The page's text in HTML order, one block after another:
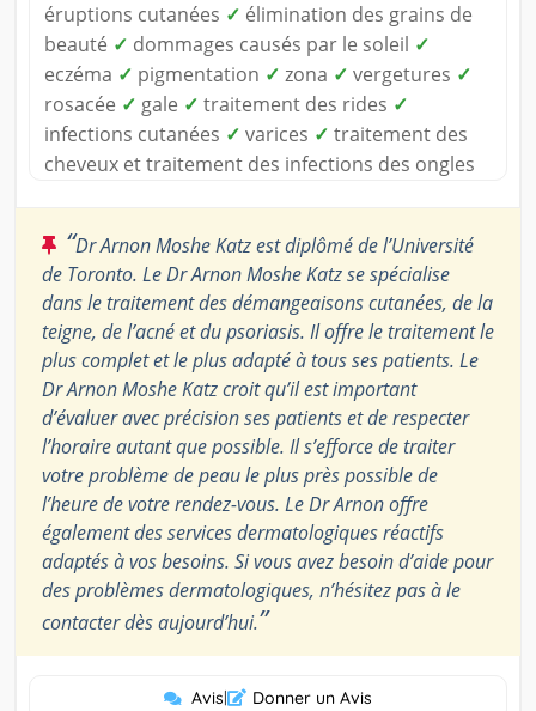
éruptions cutanées ✓ élimination des grains de
beauté ✓ dommages causés par le soleil ✓
eczéma ✓ pigmentation ✓ zona ✓ vergetures ✓
rosacée ✓ gale ✓ traitement des rides ✓
infections cutanées ✓ varices ✓ traitement des
cheveux et traitement des infections des ongles
“Dr Arnon Moshe Katz est diplômé de l’Université
de Toronto. Le Dr Arnon Moshe Katz se spécialise
dans le traitement des démangeaisons cutanées, de la
teigne, de l’acné et du psoriasis. Il offre le traitement le
plus complet et le plus adapté à tous ses patients. Le
Dr Arnon Moshe Katz croit qu’il est important
d’évaluer avec précision ses patients et de respecter
l’horaire autant que possible. Il s’efforce de traiter
votre problème de peau le plus près possible de
l’heure de votre rendez-vous. Le Dr Arnon offre
également des services dermatologiques réactifs
adaptés à vos besoins. Si vous avez besoin d’aide pour
des problèmes dermatologiques, n’hésitez pas à le
contacter dès aujourd’hui.”
Avis| Donner un Avis